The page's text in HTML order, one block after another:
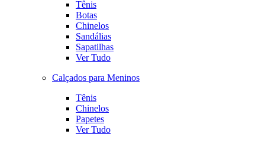
Tênis
Botas
Chinelos
Sandálias
Sapatilhas
Ver Tudo
Calçados para Meninos
Tênis
Chinelos
Papetes
Ver Tudo